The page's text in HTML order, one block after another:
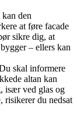
kan den
at føre facade
sikre dig, at
– ellers kan
skal informere
altan kan
især ved glas og
risikerer du nedsat